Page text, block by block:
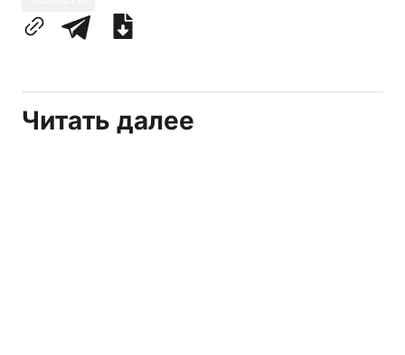
Читать далее